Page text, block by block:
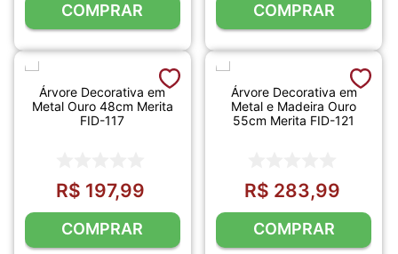
COMPRAR COMPRAR
Árvore Decorativa em
Metal Ouro 48cm Merita
FID-117
R$ 197,99
COMPRAR
Árvore Decorativa em
Metal e Madeira Ouro
55cm Merita FID-121
R$ 283,99
COMPRAR